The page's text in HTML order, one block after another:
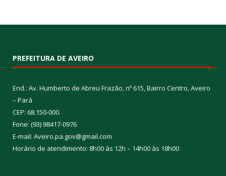
PREFEITURA DE AVEIRO
End.: Av. Humberto de Abreu Frazão, nº 615, Bairro Centro, Aveiro
– Pará
CEP: 68.150-000.
Fone: (93) 98417-0976
E-mail: Aveiro.pa.gov@gmail.com
Horário de atendimento: 8h00 às 12h – 14h00 às 18h00